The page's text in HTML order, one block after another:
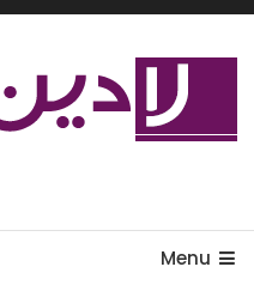
Skip
Menu